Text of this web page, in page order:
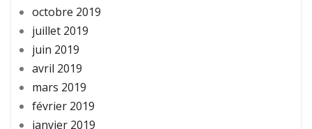
octobre 2019
juillet 2019
juin 2019
avril 2019
mars 2019
février 2019
janvier 2019